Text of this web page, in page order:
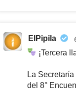
ElPipila
¡Tercera
La
del 8°